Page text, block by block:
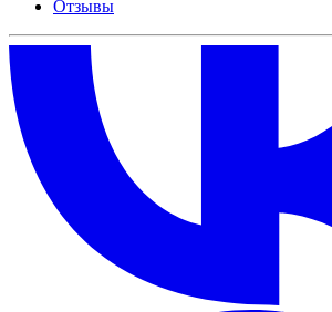
Отзывы